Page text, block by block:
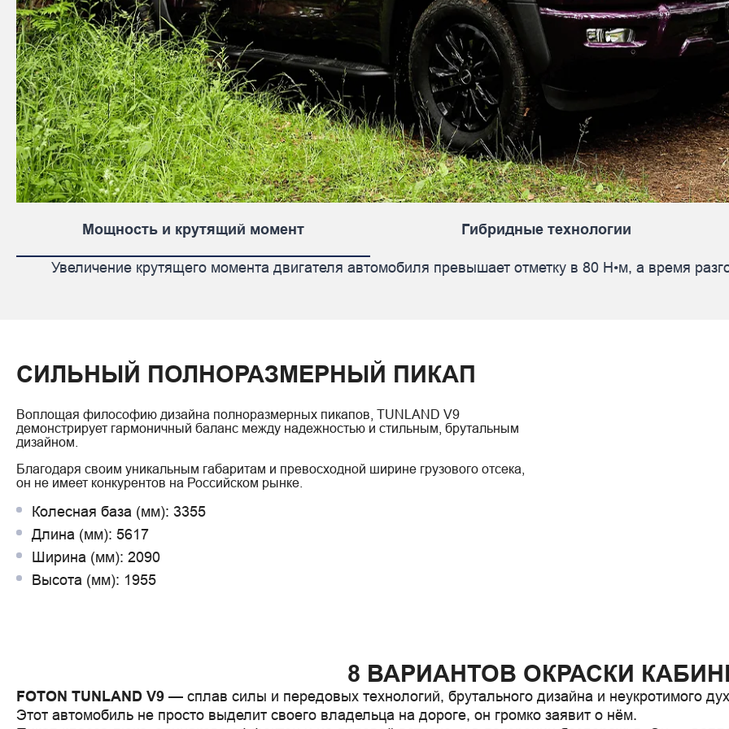
Мощность и крутящий момент Гибридные технологии
Увеличение крутящего момента двигателя автомобиля превышает отметку в 80 H•м, а время
СИЛЬНЫЙ ПОЛНОРАЗМЕРНЫЙ ПИКАП
Воплощая философию дизайна полноразмерных пикапов, TUNLAND V9
демонстрирует гармоничный баланс между надежностью и стильным, брутальным
дизайном.
Благодаря своим уникальным габаритам и превосходной ширине грузового отсека,
он не имеет конкурентов на Российском рынке.
Колесная база (мм): 3355
Длина (мм): 5617
Ширина (мм): 2090
Высота (мм): 1955
8 ВАРИАНТОВ ОКРАСКИ
FOTON TUNLAND V9 — сплав силы и передовых технологий, брутального дизайна и неукротимого
Этот автомобиль не просто выделит своего владельца на дороге, он громко заявит о нём.